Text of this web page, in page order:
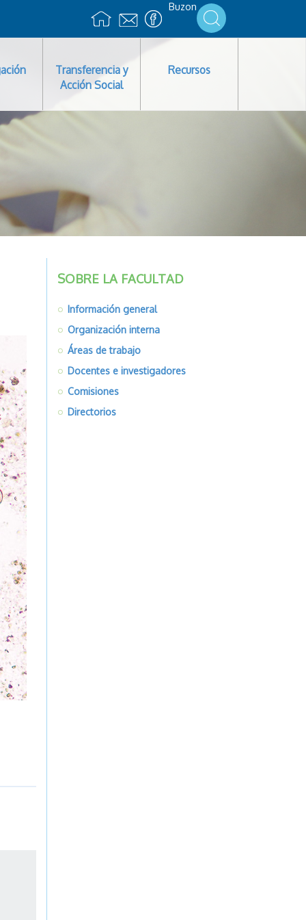
Buzon
Transferencia y
Acción Social
Recursos
SOBRE LA FACULTAD
Información general
Organización interna
Áreas de trabajo
Docentes e investigadores
Comisiones
Directorios